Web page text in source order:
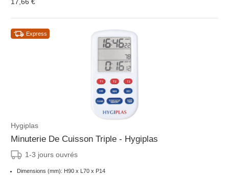
17,66 €
Express
Hygiplas
Minuterie De Cuisson Triple - Hygiplas
1-3 jours ouvrés
Dimensions (mm): H90 x L70 x P14